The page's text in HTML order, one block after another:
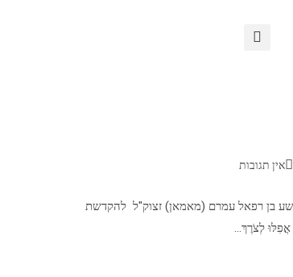
אין תגובות
בן רפאל עמרם (מאמאן) זצוק"ל להקדשת
אֲפִלּוּ לְצֹרֶךְ…